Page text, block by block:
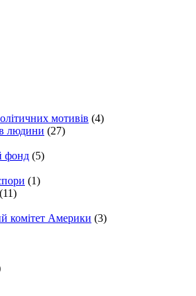
мотивів (4)
людини (27)
фонд (5)
(1)
(11)
комітет Америки (3)